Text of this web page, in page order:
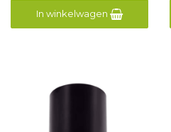
In winkelwagen